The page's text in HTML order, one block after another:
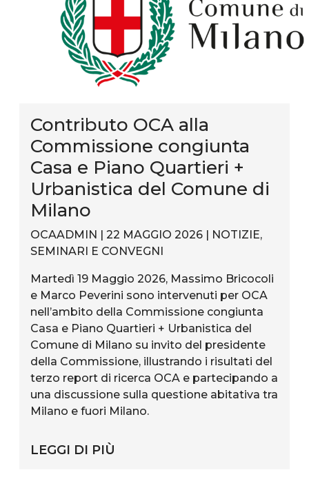
Contributo OCA alla
Commissione congiunta
Casa e Piano Quartieri +
Urbanistica del Comune di
Milano
OCAADMIN | 22 MAGGIO 2026 | NOTIZIE,
SEMINARI E CONVEGNI
Martedì 19 Maggio 2026, Massimo Bricocoli
e Marco Peverini sono intervenuti per OCA
nell’ambito della Commissione congiunta
Casa e Piano Quartieri + Urbanistica del
Comune di Milano su invito del presidente
della Commissione, illustrando i risultati del
terzo report di ricerca OCA e partecipando a
una discussione sulla questione abitativa tra
Milano e fuori Milano.
LEGGI DI PIÙ